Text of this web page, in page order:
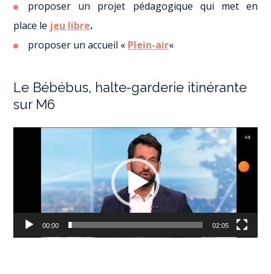
proposer un projet pédagogique qui met en
place le jeu libre.
proposer un accueil « Plein-air«
Le Bébébus, halte-garderie itinérante
sur M6
00:00 02:05